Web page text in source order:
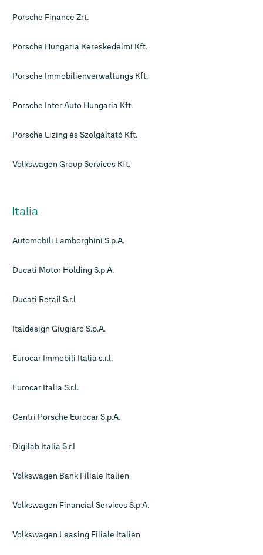
Porsche Finance Zrt.
Porsche Hungaria Kereskedelmi Kft.
Porsche Immobilienverwaltungs Kft.
Porsche Inter Auto Hungaria Kft.
Porsche Lizing és Szolgáltató Kft.
Volkswagen Group Services Kft.
Italia
Automobili Lamborghini S.p.A.
Ducati Motor Holding S.p.A.
Ducati Retail S.r.l
Italdesign Giugiaro S.p.A.
Eurocar Immobili Italia s.r.l.
Eurocar Italia S.r.l.
Centri Porsche Eurocar S.p.A.
Digilab Italia S.r.I
Volkswagen Bank Filiale Italien
Volkswagen Financial Services S.p.A.
Volkswagen Leasing Filiale Italien